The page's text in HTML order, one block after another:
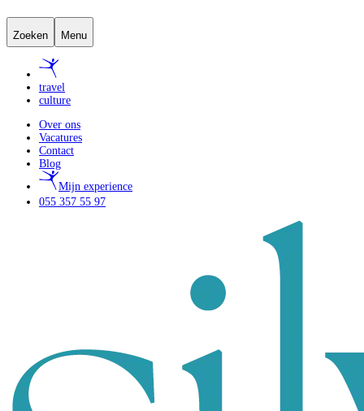
Zoeken Menu
travel
culture
Over ons
Vacatures
Contact
Blog
Mijn experience
055 357 55 97